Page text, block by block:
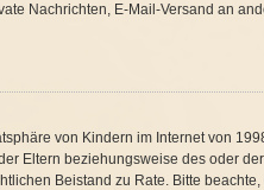
Nachrichten, E-Mail-Versand an
von Kindern im Internet von
Eltern beziehungsweise des oder
Beistand zu Rate. Bitte